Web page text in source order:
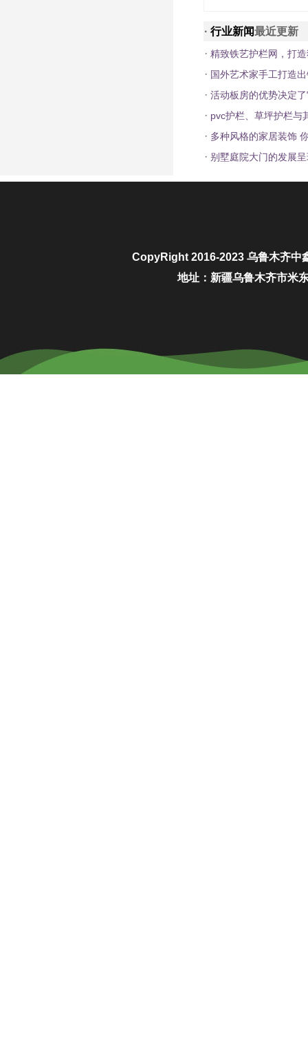
· 行业新闻最近更新
· 精致铁艺护栏网，打
· 国外艺术家手工打造
· 活动板房的优势决定
· pvc护栏、草坪护栏与
· 多种风格的家居装饰
· 别墅庭院大门的发展
CopyRight 2016-2023 乌鲁木齐中
地址：新疆乌鲁木齐市米